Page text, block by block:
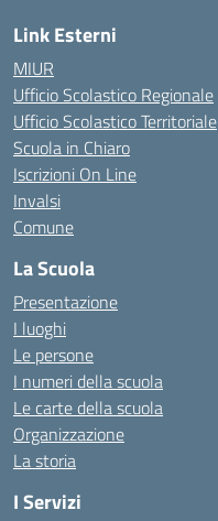
Link Esterni
MIUR
Ufficio Scolastico Regionale
Ufficio Scolastico Territoriale
Scuola in Chiaro
Iscrizioni On Line
Invalsi
Comune
La Scuola
Presentazione
I luoghi
Le persone
I numeri della scuola
Le carte della scuola
Organizzazione
La storia
I Servizi